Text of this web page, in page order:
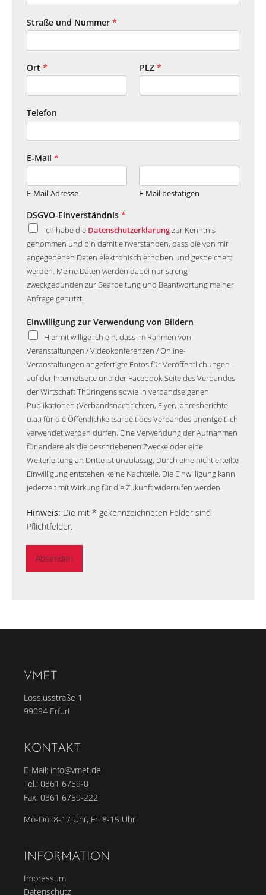
Straße und Nummer *
Ort * PLZ *
Telefon
E-Mail *
E-Mail-Adresse E-Mail bestätigen
DSGVO-Einverständnis *
Ich habe die Datenschutzerklärungzur Kenntnis
genommen und bin damit einverstanden, dass die von mir
angegebenen Daten elektronisch erhoben und gespeichert
werden. Meine Daten werden dabei nur streng
zweckgebunden zur Bearbeitung und Beantwortung meiner
Anfrage genutzt.
Einwilligung zur Verwendung von Bildern
Hiermit willige ich ein, dass im Rahmen von
Veranstaltungen / Videokonferenzen / Online-
Veranstaltungen angefertigte Fotos für Veröffentlichungen
auf der Internetseite und der Facebook-Seite des Verbandes
der Wirtschaft Thüringens sowie in verbandseigenen
Publikationen (Verbandsnachrichten, Flyer, Jahresberichte
u.a.) für die Öffentlichkeitsarbeit des Verbandes unentgeltlich
verwendet werden dürfen. Eine Verwendung der Aufnahmen
für andere als die beschriebenen Zwecke oder eine
Weiterleitung an Dritte ist unzulässig. Durch eine nicht erteilte
Einwilligung entstehen keine Nachteile. Die Einwilligung kann
jederzeit mit Wirkung für die Zukunft widerrufen werden.
Hinweis: Die mit * gekennzeichneten Felder sind
Pflichtfelder.
Absenden
VMET
Lossiusstraße 1
99094 Erfurt
KONTAKT
E-Mail: info@vmet.de
Tel.: 0361 6759-0
Fax: 0361 6759-222
Mo-Do: 8-17 Uhr, Fr: 8-15 Uhr
INFORMATION
Impressum
Datenschutz